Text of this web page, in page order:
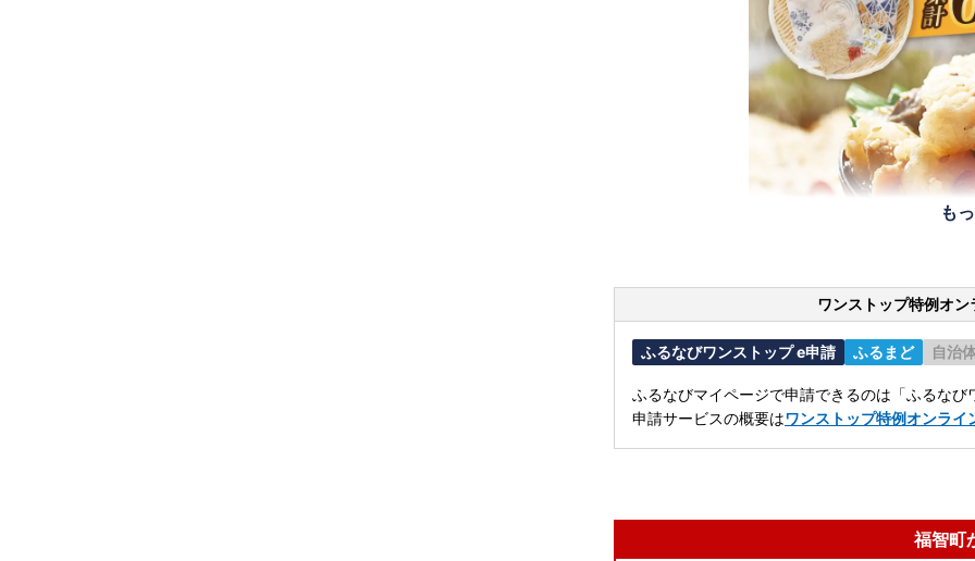
も
ワンストップ特例オン
ふるなびワンストップ e申請 ふるまど 自治
ふるなびマイページで申請できるのは「ふるな
申請サービスの概要はワンストップ特例オンライ
福智町